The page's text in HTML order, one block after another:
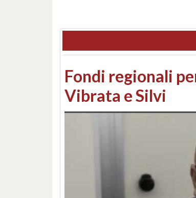
Montesilvano,
lungomare:
abusiva